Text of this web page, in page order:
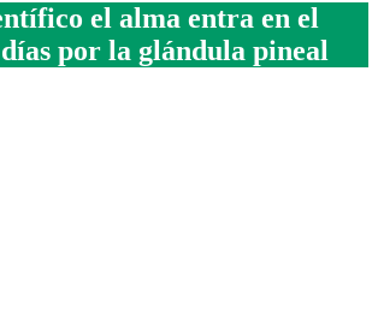
el alma entra en el
por la glándula pineal